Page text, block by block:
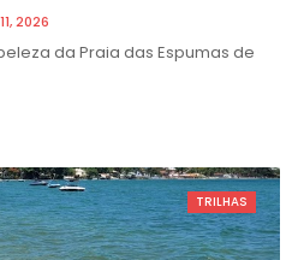
2026
da Praia das Espumas de
TRILHAS